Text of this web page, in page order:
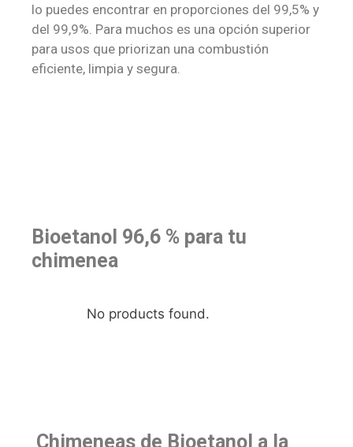
lo puedes encontrar en proporciones del 99,5% y
del 99,9%. Para muchos es una opción superior
para usos que priorizan una combustión
eficiente, limpia y segura.
Bioetanol 96,6 % para tu
chimenea
No products found.
Chimeneas de Bioetanol a la